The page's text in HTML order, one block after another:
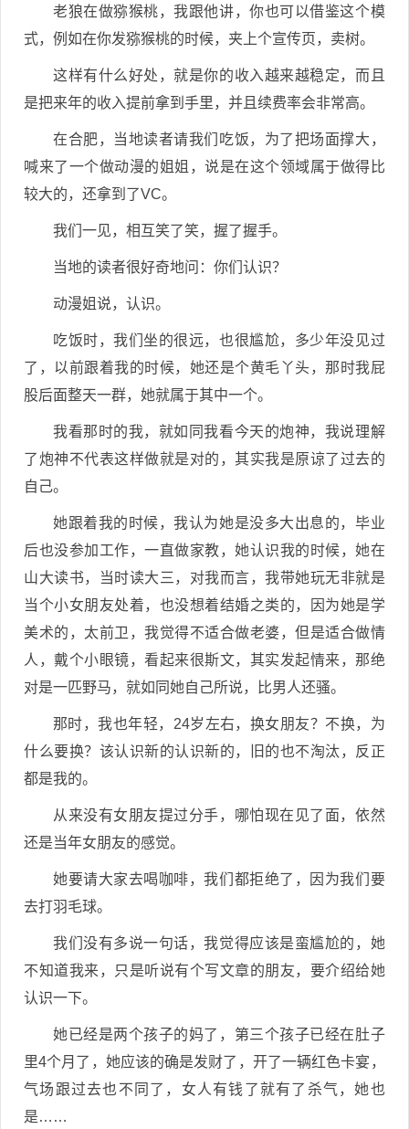
老狼在做猕猴桃，我跟他讲，你也可以借鉴这个模
式，例如在你发猕猴桃的时候，夹上个宣传页，卖树。
这样有什么好处，就是你的收入越来越稳定，而且
是把来年的收入提前拿到手里，并且续费率会非常高。
在合肥，当地读者请我们吃饭，为了把场面撑大，
喊来了一个做动漫的姐姐，说是在这个领域属于做得比
较大的，还拿到了VC。
我们一见，相互笑了笑，握了握手。
当地的读者很好奇地问：你们认识？
动漫姐说，认识。
吃饭时，我们坐的很远，也很尴尬，多少年没见过
了，以前跟着我的时候，她还是个黄毛丫头，那时我屁
股后面整天一群，她就属于其中一个。
我看那时的我，就如同我看今天的炮神，我说理解
了炮神不代表这样做就是对的，其实我是原谅了过去的
自己。
她跟着我的时候，我认为她是没多大出息的，毕业
后也没参加工作，一直做家教，她认识我的时候，她在
山大读书，当时读大三，对我而言，我带她玩无非就是
当个小女朋友处着，也没想着结婚之类的，因为她是学
美术的，太前卫，我觉得不适合做老婆，但是适合做情
人，戴个小眼镜，看起来很斯文，其实发起情来，那绝
对是一匹野马，就如同她自己所说，比男人还骚。
那时，我也年轻，24岁左右，换女朋友？不换，为
什么要换？该认识新的认识新的，旧的也不淘汰，反正
都是我的。
从来没有女朋友提过分手，哪怕现在见了面，依然
还是当年女朋友的感觉。
她要请大家去喝咖啡，我们都拒绝了，因为我们要
去打羽毛球。
我们没有多说一句话，我觉得应该是蛮尴尬的，她
不知道我来，只是听说有个写文章的朋友，要介绍给她
认识一下。
她已经是两个孩子的妈了，第三个孩子已经在肚子
里4个月了，她应该的确是发财了，开了一辆红色卡宴，
气场跟过去也不同了，女人有钱了就有了杀气，她也
是……